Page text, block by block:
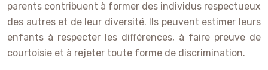
parents contribuent à former des individus respectueux
des autres et de leur diversité. Ils peuvent estimer leurs
enfants à respecter les différences, à faire preuve de
courtoisie et à rejeter toute forme de discrimination.